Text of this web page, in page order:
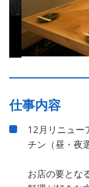
仕事内容
12月リニュー
チン（昼・夜
お店の要とな